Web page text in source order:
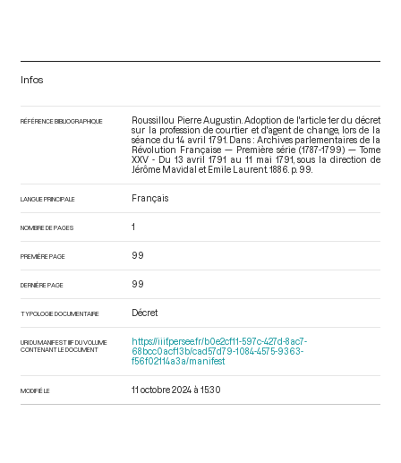
Infos
RÉFÉRENCE BIBLIOGRAPHIQUE
Roussillou Pierre Augustin. Adoption de l'article 1er du décret
sur la profession de courtier et d'agent de change, lors de la
séance du 14 avril 1791. Dans : Archives parlementaires de la
Révolution Française — Première série (1787-1799) — Tome
XXV - Du 13 avril 1791 au 11 mai 1791 , sous la direction de
Jérôme Mavidal et Emile Laurent. 1886. p. 99.
LANGUE PRINCIPALE Français
NOMBRE DE PAGES 1
PREMIÈRE PAGE 99
DERNIÈRE PAGE 99
TYPOLOGIE DOCUMENTAIRE Décret
URI DU MANIFEST IIIF DU VOLUME
CONTENANT LE DOCUMENT
https://iiif.persee.fr/b0e2cf11-597c-427d-8ac7-
68bcc0acf13b/cad57d79-1084-4575-9363-
f56f02114a3a/manifest
MODIFIÉ LE 11 octobre 2024 à 15:30